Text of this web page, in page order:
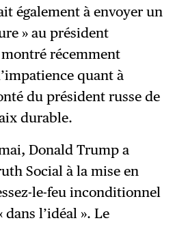
également à envoyer un
» au président
récemment
quant à
du président russe de
durable.
Donald Trump a
Social à la mise en
le-feu inconditionnel
l’idéal ». Le